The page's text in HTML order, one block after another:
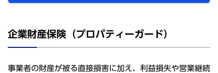
企業財産保険（プロパティーガード）
事業者の財産が被る直接損害に加え、利益損失や営業継続